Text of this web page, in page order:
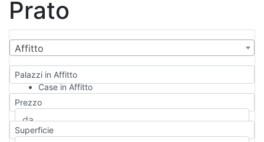
Prato
Affitto
Palazzi in Affitto
Case in Affitto
Qualsiasi
Appartamento
Casa indipendente
Casa Semi-indipendente
Prezzo
Superficie